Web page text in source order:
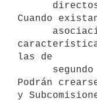
Cuando
las de
Podrán
y